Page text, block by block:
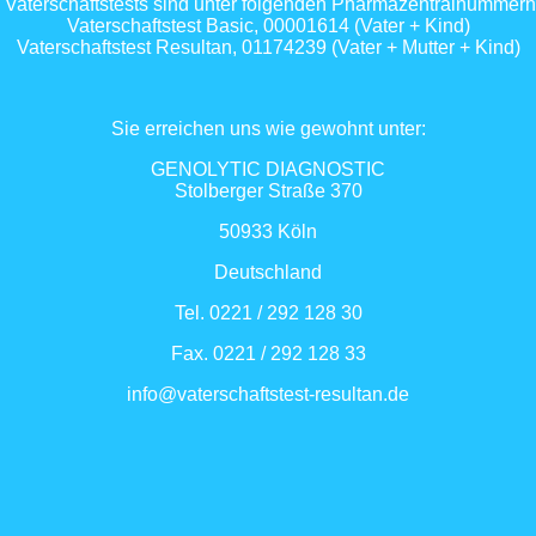
sind unter folgenden
Vaterschaftstest Basic, 00001614 (Vater + Kind)
Vaterschaftstest Resultan, 01174239 (Vater + Mutter + Kind)
Sie erreichen uns wie gewohnt unter:
GENOLYTIC DIAGNOSTIC
Stolberger Straße 370
50933 Köln
Deutschland
Tel. 0221 / 292 128 30
Fax. 0221 / 292 128 33
info@vaterschaftstest-resultan.de